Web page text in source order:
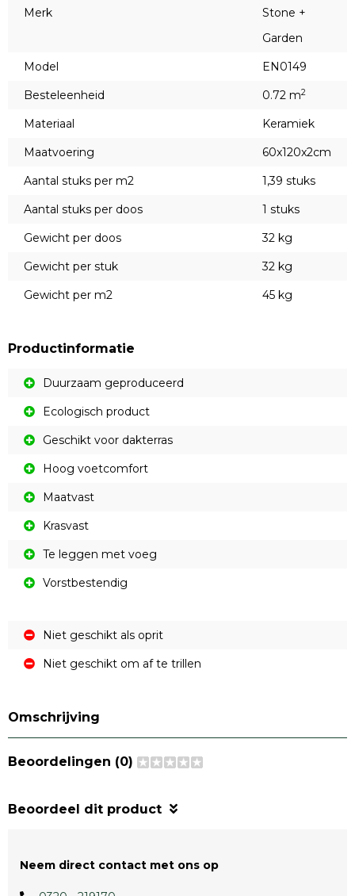
Merk
Stone +
Garden
Model
EN0149
Besteleenheid
0.72 m2
Materiaal
Keramiek
Maatvoering
60x120x2cm
Aantal stuks per m2
1,39 stuks
Aantal stuks per doos
1 stuks
Gewicht per doos
32 kg
Gewicht per stuk
32 kg
Gewicht per m2
45 kg
Productinformatie
Duurzaam geproduceerd
Ecologisch product
Geschikt voor dakterras
Hoog voetcomfort
Maatvast
Krasvast
Te leggen met voeg
Vorstbestendig
Niet geschikt als oprit
Niet geschikt om af te trillen
Omschrijving
Beoordelingen (0)
Beoordeel dit product
Neem direct contact met ons op